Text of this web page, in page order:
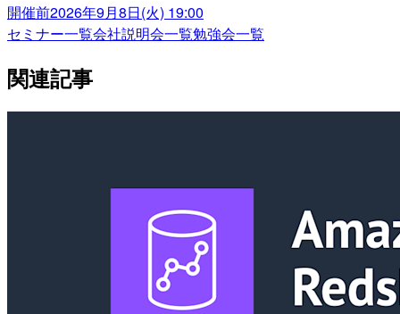
開催前2026年9月8日(火) 19:00
セミナー一覧会社説明会一覧勉強会一覧
関連記事